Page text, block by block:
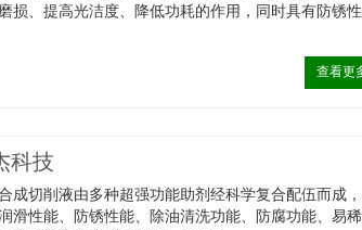
损、提高光洁度、降低功耗的作用，同时具有防锈性
查看更
科技
成切削液由多种超强功能助剂经科学复合配伍而成
滑性能、防锈性能、除油清洗功能、防腐功能、易